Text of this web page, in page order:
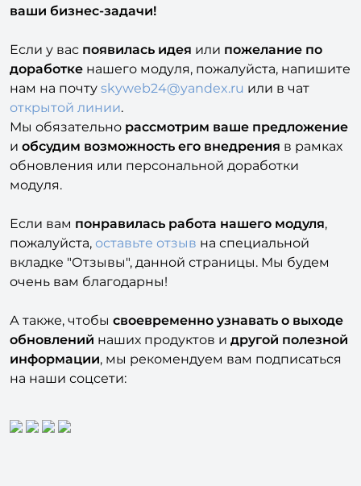
ваши бизнес-задачи!
Если у вас появилась идея или пожелание по
доработке нашего модуля, пожалуйста, напишите
нам на почту skyweb24@yandex.ru или в чат
открытой линии.
Мы обязательно рассмотрим ваше предложение
и обсудим возможность его внедрения в рамках
обновления или персональной доработки
модуля.
Если вам понравилась работа нашего модуля,
пожалуйста, оставьте отзыв на специальной
вкладке "Отзывы", данной страницы. Мы будем
очень вам благодарны!
А также, чтобы своевременно узнавать о выходе
обновлений наших продуктов и другой полезной
информации, мы рекомендуем вам подписаться
на наши соцсети: